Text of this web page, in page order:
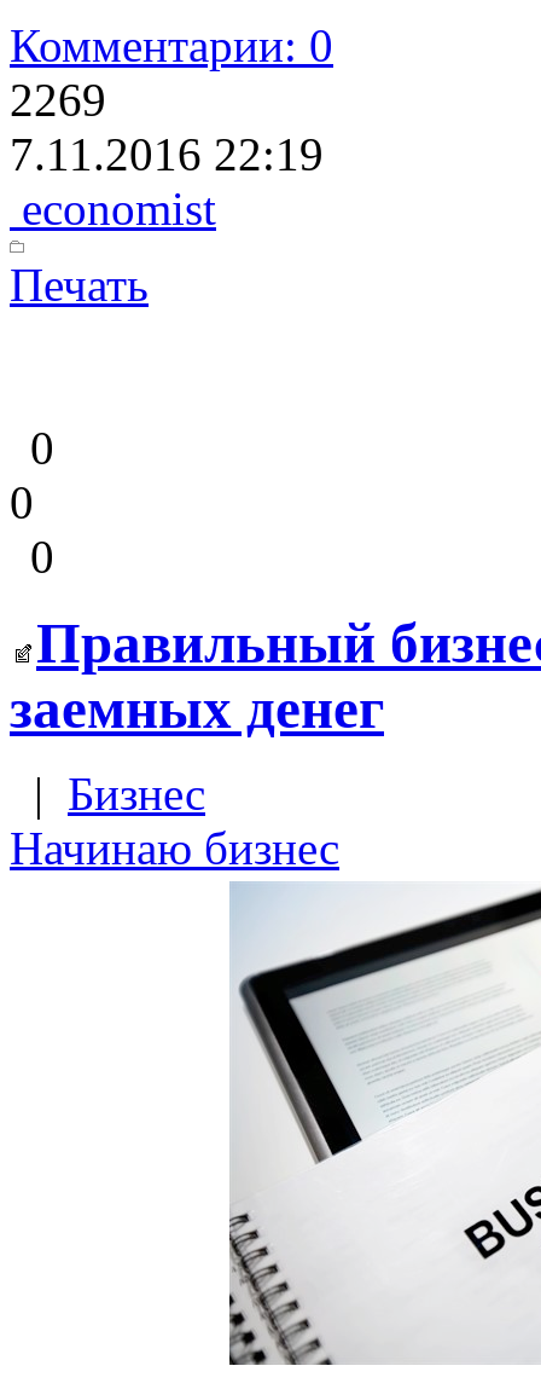
Комментарии: 0
2269
7.11.2016 22:19
economist
Печать
0
0
0
Правильный
заемных денег
| Бизнес
Начинаю бизнес